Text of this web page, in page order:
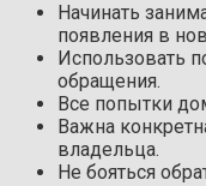
Начинать
появления в
Использовать
обращения.
Все попытки
Важна
владельца.
Не бояться